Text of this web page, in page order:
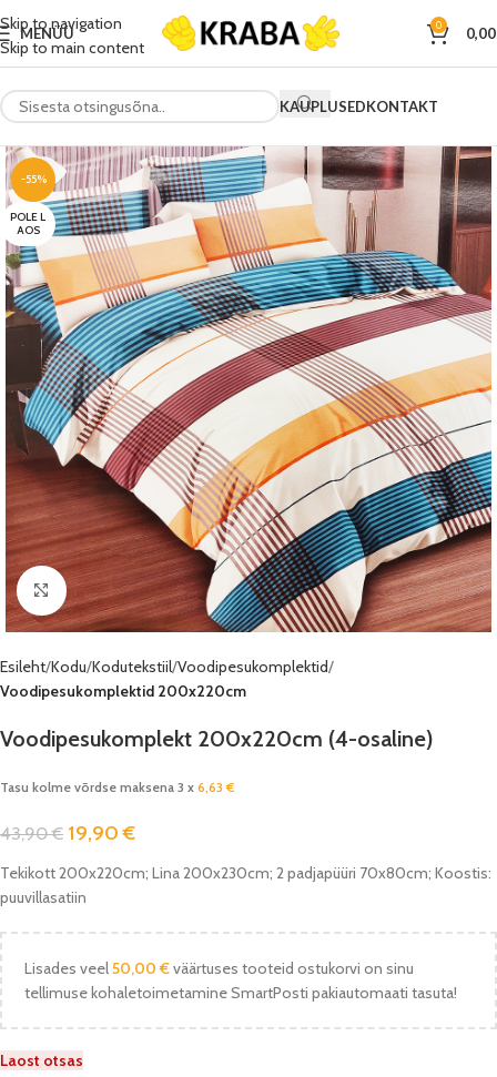
Skip to navigation
Skip to main content
MENÜÜ 0
KAUPLUSEDKONTAKT
-55%
POLE L
AOS
Vaata pilti
Esileht Kodu Kodutekstiil Voodipesukomplektid
Voodipesukomplektid 200x220cm
Voodipesukomplekt 200x220cm (4-osaline)
Tasu kolme võrdse maksena 3 x 6,63€
43,90€ 19,90€
Tekikott 200x220cm; Lina 200x230cm; 2 padjapüüri 70x80cm; Koostis:
puuvillasatiin
Lisades veel50,00 €väärtuses tooteid ostukorvi on sinu
tellimuse kohaletoimetamine SmartPosti pakiautomaati tasuta!
Laost otsas